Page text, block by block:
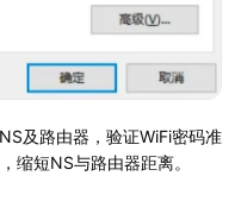
及路由器，验证WiFi密码准
缩短NS与路由器距离。